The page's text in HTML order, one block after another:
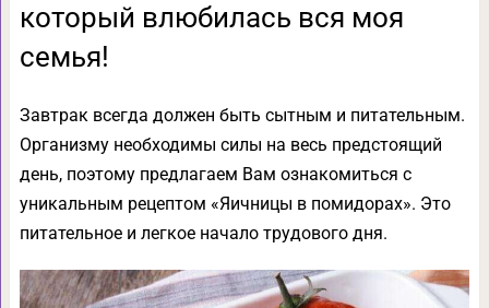
который влюбилась вся моя
семья!
Завтрак всегда должен быть сытным и питательным.
Организму необходимы силы на весь предстоящий
день, поэтому предлагаем Вам ознакомиться с
уникальным рецептом «Яичницы в помидорах». Это
питательное и легкое начало трудового дня.